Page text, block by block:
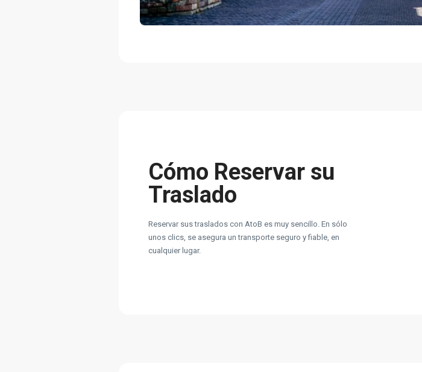
Cómo Reservar su
Traslado
Reservar sus traslados con AtoB es muy sencillo. En sólo
unos clics, se asegura un transporte seguro y fiable, en
cualquier lugar.